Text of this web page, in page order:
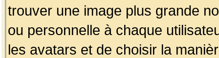
trouver une image plus grande
ou personnelle à chaque
les avatars et de choisir la